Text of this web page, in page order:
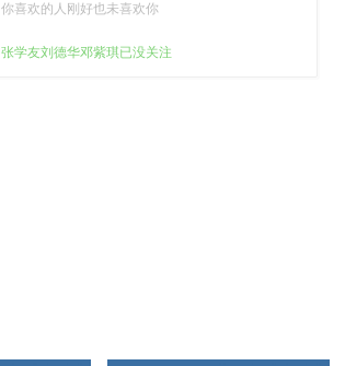
你喜欢的人刚好也未喜欢你
张学友刘德华邓紫琪已没关注